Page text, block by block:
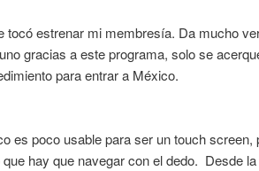
tocó estrenar mi membresía. Da mucho
gracias a este programa, solo se
para entrar a México.
es poco usable para ser un touch screen,
hay que navegar con el dedo. Desde la